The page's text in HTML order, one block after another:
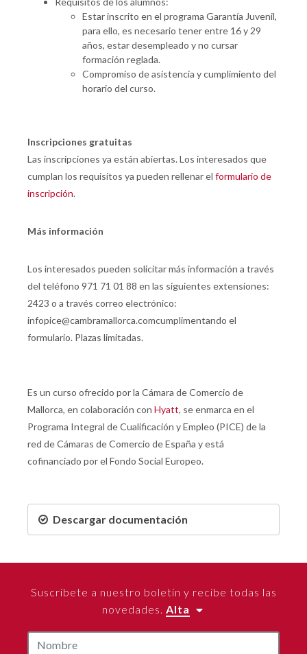
Estar inscrito en el programa Garantía Juvenil,
para ello, es necesario tener entre 16 y 29
años, estar desempleado y no cursar
formación reglada.
Compromiso de asistencia y cumplimiento del
horario del curso.
Inscripciones gratuitas
Las inscripciones ya están abiertas. Los interesados que
cumplan los requisitos ya pueden rellenar el formulario de
inscripción.
Más información
Los interesados pueden solicitar más información a través
del teléfono 971 71 01 88 en las siguientes extensiones:
2423 o a través correo electrónico:
infopice@cambramallorca.comcumplimentando el
formulario. Plazas limitadas.
Es un curso ofrecido por la Cámara de Comercio de
Mallorca, en colaboración con Hyatt, se enmarca en el
Programa Integral de Cualificación y Empleo (PICE) de la
red de Cámaras de Comercio de España y está
cofinanciado por el Fondo Social Europeo.
Descargar documentación
Suscríbete a nuestro boletín y recibe todas las
novedades. Alta